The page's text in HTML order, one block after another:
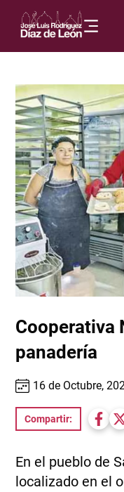
Cooperativa
panadería
16 de Octubre,
Compartir:
En el pueblo de
localizado en el